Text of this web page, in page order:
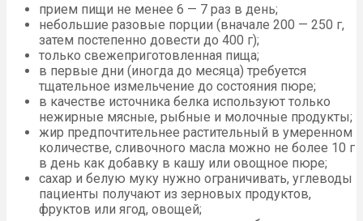
прием пищи не менее 6 — 7 раз в день;
небольшие разовые порции (вначале 200 — 250 г,
затем постепенно довести до 400 г);
только свежеприготовленная пища;
в первые дни (иногда до месяца) требуется
тщательное измельчение до состояния пюре;
в качестве источника белка используют только
нежирные мясные, рыбные и молочные продукты;
жир предпочтительнее растительный в умеренном
количестве, сливочного масла можно не более 10 г
в день как добавку в кашу или овощное пюре;
сахар и белую муку нужно ограничивать, углеводы
пациенты получают из зерновых продуктов,
фруктов или ягод, овощей;